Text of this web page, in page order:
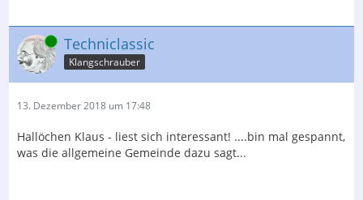
Online Techniclassic
Klangschrauber
13. Dezember 2018 um 17:48
Hallöchen Klaus - liest sich interessant! ....bin mal gespannt,
was die allgemeine Gemeinde dazu sagt...